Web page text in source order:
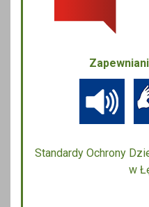
Standardy Ochrony
w